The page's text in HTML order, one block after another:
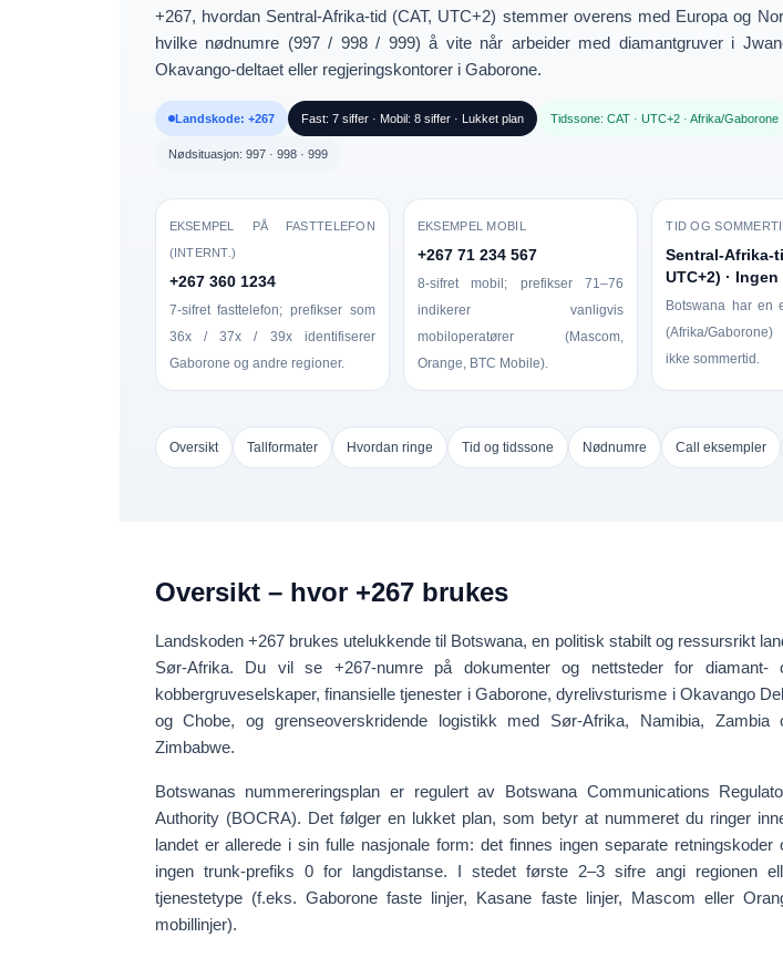
+267, hvordan Sentral-Afrika-tid (CAT, UTC+2) stemmer overens med Europa og
hvilke nødnumre (997 / 998 / 999) å vite når arbeider med diamantgruver i
Okavango-deltaet eller regjeringskontorer i Gaborone.
Landskode: +267 Fast: 7 siffer · Mobil: 8 siffer · Lukket plan Tidssone: CAT · UTC+2 · Afrika/Gaborone
Nødsituasjon: 997 · 998 · 999
EKSEMPEL PÅ FASTTELEFON
(INTERNT.)
+267 360 1234
7-sifret fasttelefon; prefikser som
36x / 37x / 39x identifiserer
Gaborone og andre regioner.
EKSEMPEL MOBIL
+267 71 234 567
8-sifret mobil; prefikser 71–76
indikerer vanligvis
mobiloperatører (Mascom,
Orange, BTC Mobile).
TID OG
Sentral-
UTC+2) ·
Botswana har en
(Afrika/
ikke sommertid.
Oversikt Tallformater Hvordan ringe Tid og tidssone Nødnumre Call eksempler
Oversikt – hvor +267 brukes
Landskoden +267brukes utelukkende til Botswana, en politisk stabilt og ressursrikt
Sør-Afrika. Du vil se +267-numre på dokumenter og nettsteder for diamant-
kobbergruveselskaper, finansielle tjenester i Gaborone, dyrelivsturisme i Okavango
og Chobe, og grenseoverskridende logistikk med Sør-Afrika, Namibia, Zambia
Zimbabwe.
Botswanas nummereringsplan er regulert av Botswana Communications
Authority (BOCRA). Det følger en lukket plan, som betyr at nummeret du ringer
landet er allerede i sin fulle nasjonale form: det finnes ingen separate retningskoder
ingen trunk-prefiks 0for langdistanse. I stedet første 2–3 sifre angi regionen
tjenestetype (f.eks. Gaborone faste linjer, Kasane faste linjer, Mascom eller
mobillinjer).